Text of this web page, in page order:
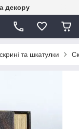
декору
та шкатулки